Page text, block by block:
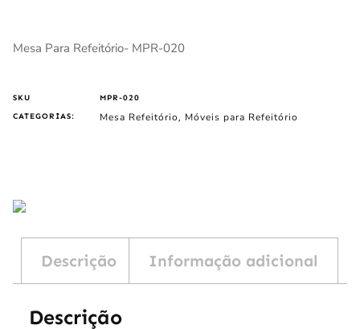
Mesa Para Refeitório- MPR-020
SKU
MPR-020
CATEGORIAS:
Mesa Refeitório , Móveis para Refeitório
Descrição Informação adicional
Descrição